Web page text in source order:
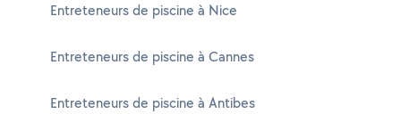
Entreteneurs de piscine à Nice
Entreteneurs de piscine à Cannes
Entreteneurs de piscine à Antibes